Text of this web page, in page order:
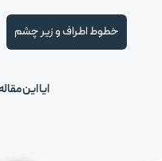
خطوط اطراف و زیر چشم
ایا این